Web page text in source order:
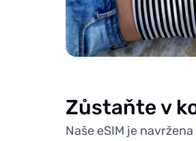
Zůstaňte v
Naše eSIM je